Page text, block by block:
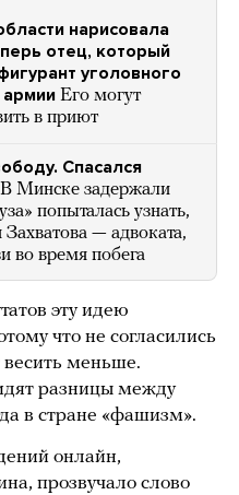
нарисовала
отец, который
уголовного
армии Его могут
в приют
Спасался
В Минске задержали
попыталась узнать,
— адвоката,
во время побега
эту идею
что не согласились
весить меньше.
разницы между
в стране «фашизм».
онлайн,
прозвучало слово